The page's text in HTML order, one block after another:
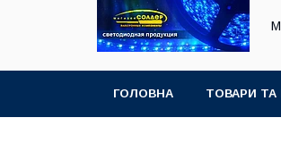
ГОЛОВНА ТОВАРИ ТА